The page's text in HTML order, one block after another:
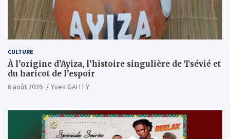
CULTURE
À l’origine d’Ayiza, l’histoire singulière de Tsévié et
du haricot de l’espoir
6 août 2026 Yves GALLEY